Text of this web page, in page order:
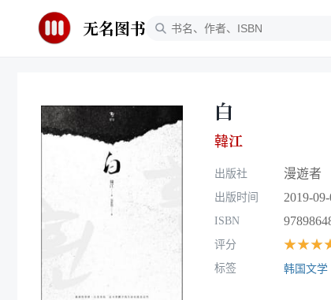
无名图书
白
韓江
出版社 漫遊者
出版时间 2019-
ISBN
评分
标签 韩国文学